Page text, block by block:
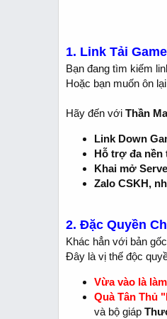
1. Link Tải
Bạn đang tìm kiếm
Hoặc bạn muốn ôn
Hãy đến với Thần
Link Down
Hỗ trợ đa nền
Khai mở
Zalo CSKH,
2. Đặc Quyền
Khác hẳn với bản
Đây là vị thế độc
Vừa vào là
Quà Tân Thủ
và bộ giáp